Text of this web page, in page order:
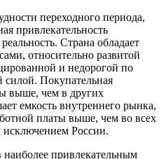
переходного периода,
привлекательность
Страна обладает
относительно развитой
и недорогой по
силой. Покупательная
выше, чем в других
емкость внутреннего рынка,
платы выше, чем во всех
исключением России.
привлекательным